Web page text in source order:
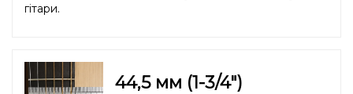
гітари.
44,5 мм (1-3/4″)